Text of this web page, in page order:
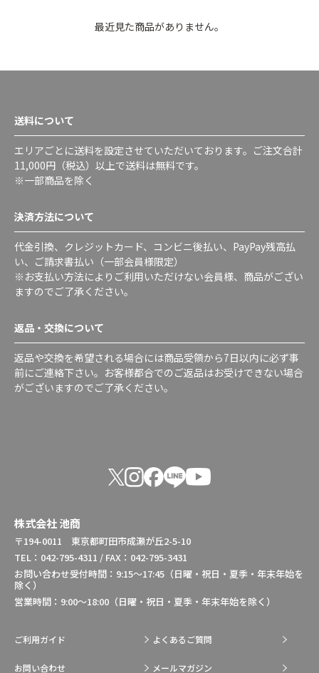
最近見た商品がありません。
送料について
エリアごとに送料を設定させていただいております。ご注文合計
11,000円（税込）以上で送料は無料です。
※一部商品を除く
決済方法について
代金引換、クレジットカード、コンビニ後払い、PayPay残高払
い、ご請求書払い（一部会員様限定）
※お支払い方法によりご利用いただけない会員様、商品がござい
ますのでご了承ください。
返品・交換について
返品や交換を希望される場合には商品受領から7日以内に必ず事
前にご連絡下さい。お客様都合でのご返品はお受けできない場合
がございますのでご了承ください。
株式会社 池商
〒194-0011 東京都町田市成瀬が丘2-5-10
TEL：042-795-4311 / FAX：042-795-3431
お問い合わせ受付時間：9:15～17:45（日曜・祝日・夏季・年末年始を
除く）
営業時間：9:00～18:00（日曜・祝日・夏季・年末年始を除く）
ご利用ガイド よくあるご質問
お問い合わせ メールマガジン